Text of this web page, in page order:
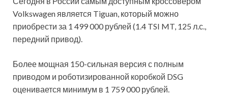
Volkswagen является Tiguan, который можно
приобрести за 1 499 000 рублей (1.4 TSI MT, 125 л.с.,
передний привод).
Более мощная 150-сильная версия с полным
приводом и роботизированной коробкой DSG
оценивается минимум в 1 759 000 рублей.